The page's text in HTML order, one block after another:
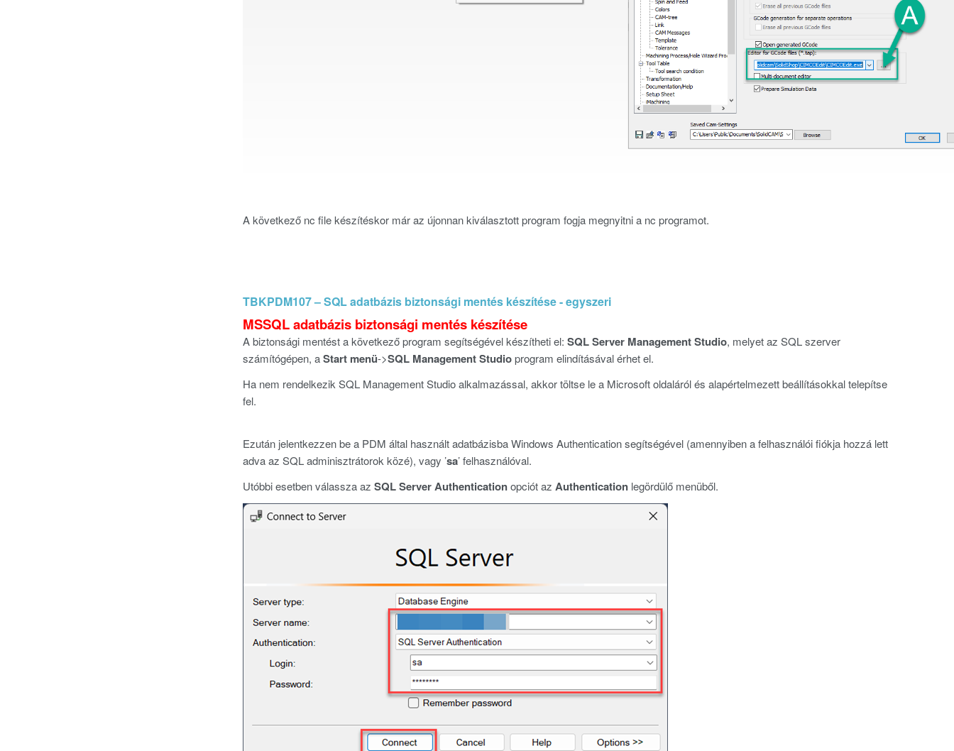
A következő nc file készítéskor már az újonnan kiválasztott program fogja megnyitni a nc programot.
TBKPDM107 – SQL adatbázis biztonsági mentés készítése - egyszeri
MSSQL adatbázis biztonsági mentés készítése
A biztonsági mentést a következő program segítségével készítheti el: SQL Server Management Studio, melyet az SQL szerver
számítógépen, aStart menü->SQL Management Studioprogram elindításával érhet el.
Ha nem rendelkezik SQL Management Studio alkalmazással, akkor töltse le a Microsoft oldaláról és alapértelmezett beállításokkal telepítse
fel.
Ezután jelentkezzen be a PDM által használt adatbázisba Windows Authentication segítségével (amennyiben a felhasználói fiókja hozzá lett
adva az SQL adminisztrátorok közé), vagy ’sa’ felhasználóval.
Utóbbi esetben válassza az SQL Server Authenticationopciót az Authentication legördülő menüből.